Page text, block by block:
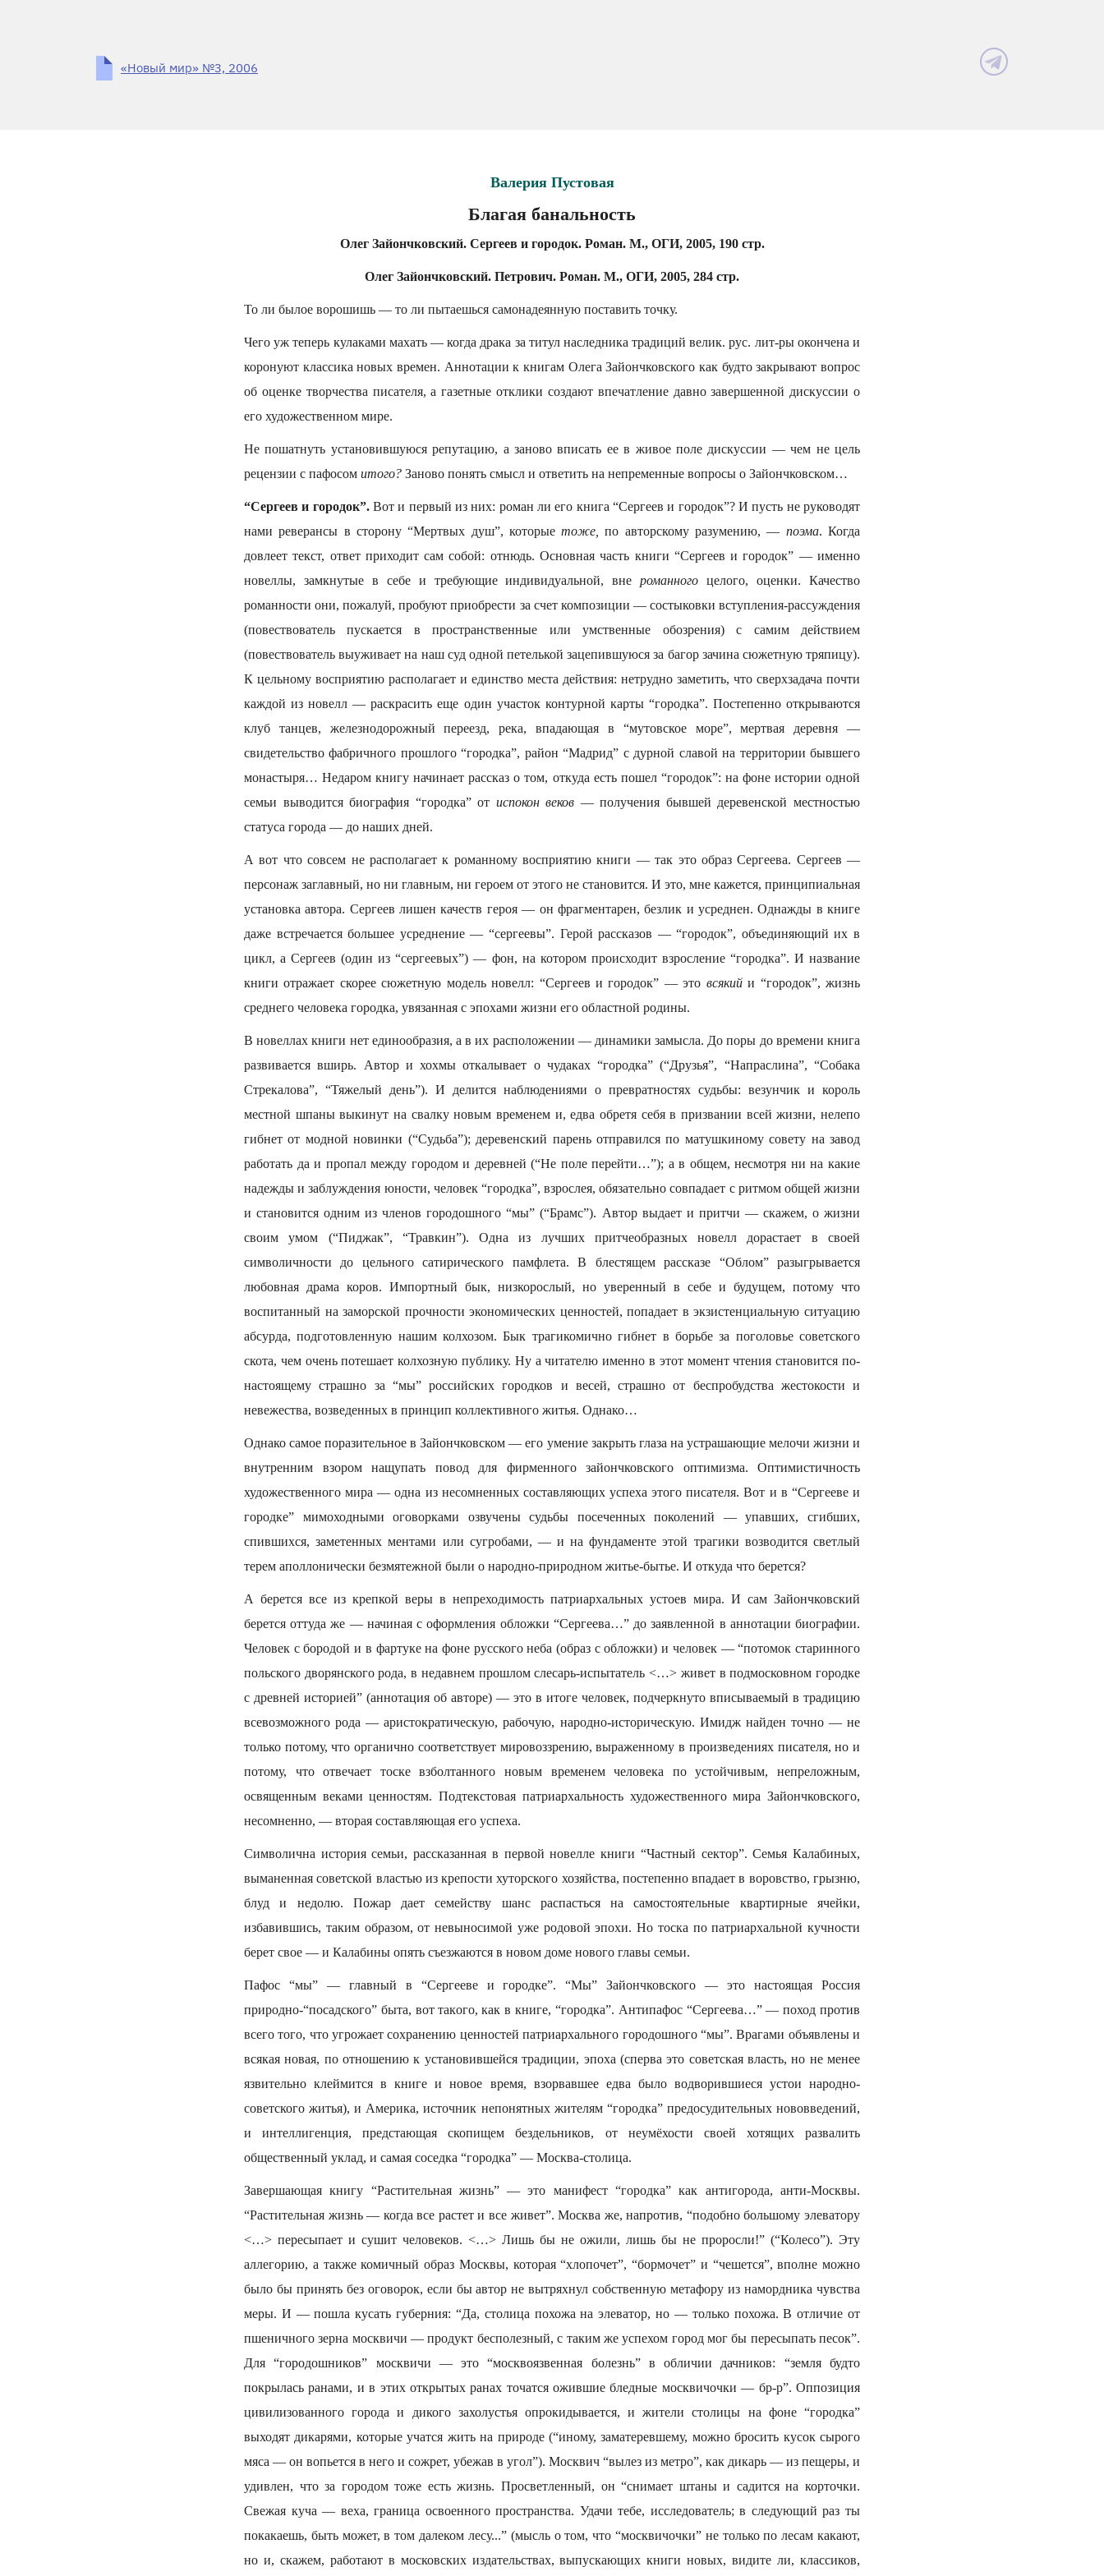
«Новый мир» №3, 2006
Валерия Пустовая
Благая банальность
Олег Зайончковский. Сергеев и городок. Роман. М., ОГИ, 2005, 190 стр.
Олег Зайончковский. Петрович. Роман. М., ОГИ, 2005, 284 стр.
То ли былое ворошишь — то ли пытаешься самонадеянную поставить точку.
Чего уж теперь кулаками махать — когда драка за титул наследника традиций велик. рус. лит-ры окончена и
коронуют классика новых времен. Аннотации к книгам Олега Зайончковского как будто закрывают вопрос
об оценке творчества писателя, а газетные отклики создают впечатление давно завершенной дискуссии о
его художественном мире.
Не пошатнуть установившуюся репутацию, а заново вписать ее в живое поле дискуссии — чем не цель
рецензии с пафосом итого? Заново понять смысл и ответить на непременные вопросы о Зайончковском…
“Сергеев и городок”.Вот и первый из них: роман ли его книга “Сергеев и городок”? И пусть не руководят
нами реверансы в сторону “Мертвых душ”, которыетоже, по авторскому разумению, — поэма. Когда
довлеет текст, ответ приходит сам собой: отнюдь. Основная часть книги “Сергеев и городок” — именно
новеллы, замкнутые в себе и требующие индивидуальной, внероманного целого, оценки. Качество
романности они, пожалуй, пробуют приобрести за счет композиции — состыковки вступления-рассуждения
(повествователь пускается в пространственные или умственные обозрения) с самим действием
(повествователь выуживает на наш суд одной петелькой зацепившуюся за багор зачина сюжетную тряпицу).
К цельному восприятию располагает и единство места действия: нетрудно заметить, что сверхзадача почти
каждой из новелл — раскрасить еще один участок контурной карты “городка”. Постепенно открываются
клуб танцев, железнодорожный переезд, река, впадающая в “мутовское море”, мертвая деревня —
свидетельство фабричного прошлого “городка”, район “Мадрид” с дурной славой на территории бывшего
монастыря… Недаром книгу начинает рассказ о том, откуда есть пошел “городок”: на фоне истории одной
семьи выводится биография “городка” от испокон веков — получения бывшей деревенской местностью
статуса города — до наших дней.
А вот что совсем не располагает к романному восприятию книги — так это образ Сергеева. Сергеев —
персонаж заглавный, но ни главным, ни героем от этого не становится. И это, мне кажется, принципиальная
установка автора. Сергеев лишен качеств героя — он фрагментарен, безлик и усреднен. Однажды в книге
даже встречается большее усреднение — “сергеевы”. Герой рассказов — “городок”, объединяющий их в
цикл, а Сергеев (один из “сергеевых”) — фон, на котором происходит взросление “городка”. И название
книги отражает скорее сюжетную модель новелл: “Сергеев и городок” — это всякийи “городок”, жизнь
среднего человека городка, увязанная с эпохами жизни его областной родины.
В новеллах книги нет единообразия, а в их расположении — динамики замысла. До поры до времени книга
развивается вширь. Автор и хохмы откалывает о чудаках “городка” (“Друзья”, “Напраслина”, “Собака
Стрекалова”, “Тяжелый день”). И делится наблюдениями о превратностях судьбы: везунчик и король
местной шпаны выкинут на свалку новым временем и, едва обретя себя в призвании всей жизни, нелепо
гибнет от модной новинки (“Судьба”); деревенский парень отправился по матушкиному совету на завод
работать да и пропал между городом и деревней (“Не поле перейти…”); а в общем, несмотря ни на какие
надежды и заблуждения юности, человек “городка”, взрослея, обязательно совпадает с ритмом общей жизни
и становится одним из членов городошного “мы” (“Брамс”). Автор выдает и притчи — скажем, о жизни
своим умом (“Пиджак”, “Травкин”). Одна из лучших притчеобразных новелл дорастает в своей
символичности до цельного сатирического памфлета. В блестящем рассказе “Облом” разыгрывается
любовная драма коров. Импортный бык, низкорослый, но уверенный в себе и будущем, потому что
воспитанный на заморской прочности экономических ценностей, попадает в экзистенциальную ситуацию
абсурда, подготовленную нашим колхозом. Бык трагикомично гибнет в борьбе за поголовье советского
скота, чем очень потешает колхозную публику. Ну а читателю именно в этот момент чтения становится по-
настоящему страшно за “мы” российских городков и весей, страшно от беспробудства жестокости и
невежества, возведенных в принцип коллективного житья. Однако…
Однако самое поразительное в Зайончковском — его умение закрыть глаза на устрашающие мелочи жизни и
внутренним взором нащупать повод для фирменного зайончковского оптимизма. Оптимистичность
художественного мира — одна из несомненных составляющих успеха этого писателя. Вот и в “Сергееве и
городке” мимоходными оговорками озвучены судьбы посеченных поколений — упавших, сгибших,
спившихся, заметенных ментами или сугробами, — и на фундаменте этой трагики возводится светлый
терем аполлонически безмятежной были о народно-природном житье-бытье. И откуда что берется?
А берется все из крепкой веры в непреходимость патриархальных устоев мира. И сам Зайончковский
берется оттуда же — начиная с оформления обложки “Сергеева…” до заявленной в аннотации биографии.
Человек с бородой и в фартуке на фоне русского неба (образ с обложки) и человек — “потомок старинного
польского дворянского рода, в недавнем прошлом слесарь-испытатель <…> живет в подмосковном городке
с древней историей” (аннотация об авторе) — это в итоге человек, подчеркнуто вписываемый в традицию
всевозможного рода — аристократическую, рабочую, народно-историческую. Имидж найден точно — не
только потому, что органично соответствует мировоззрению, выраженному в произведениях писателя, но и
потому, что отвечает тоске взболтанного новым временем человека по устойчивым, непреложным,
освященным веками ценностям. Подтекстовая патриархальность художественного мира Зайончковского,
несомненно, — вторая составляющая его успеха.
Символична история семьи, рассказанная в первой новелле книги “Частный сектор”. Семья Калабиных,
выманенная советской властью из крепости хуторского хозяйства, постепенно впадает в воровство, грызню,
блуд и недолю. Пожар дает семейству шанс распасться на самостоятельные квартирные ячейки,
избавившись, таким образом, от невыносимой уже родовой эпохи. Но тоска по патриархальной кучности
берет свое — и Калабины опять съезжаются в новом доме нового главы семьи.
Пафос “мы” — главный в “Сергееве и городке”. “Мы” Зайончковского — это настоящая Россия
природно-“посадского” быта, вот такого, как в книге, “городка”. Антипафос “Сергеева…” — поход против
всего того, что угрожает сохранению ценностей патриархального городошного “мы”. Врагами объявлены и
всякая новая, по отношению к установившейся традиции, эпоха (сперва это советская власть, но не менее
язвительно клеймится в книге и новое время, взорвавшее едва было водворившиеся устои народно-
советского житья), и Америка, источник непонятных жителям “городка” предосудительных нововведений,
и интеллигенция, предстающая скопищем бездельников, от неумёхости своей хотящих развалить
общественный уклад, и самая соседка “городка” — Москва-столица.
Завершающая книгу “Растительная жизнь” — это манифест “городка” как антигорода, анти-Москвы.
“Растительная жизнь — когда все растет и все живет”. Москва же, напротив, “подобно большому элеватору
<…> пересыпает и сушит человеков. <…> Лишь бы не ожили, лишь бы не проросли!” (“Колесо”). Эту
аллегорию, а также комичный образ Москвы, которая “хлопочет”, “бормочет” и “чешется”, вполне можно
было бы принять без оговорок, если бы автор не вытряхнул собственную метафору из намордника чувства
меры. И — пошла кусать губерния: “Да, столица похожа на элеватор, но — только похожа. В отличие от
пшеничного зерна москвичи — продукт бесполезный, с таким же успехом город мог бы пересыпать песок”.
Для “городошников” москвичи — это “москвоязвенная болезнь” в обличии дачников: “земля будто
покрылась ранами, и в этих открытых ранах точатся ожившие бледные москвичочки — бр-р”. Оппозиция
цивилизованного города и дикого захолустья опрокидывается, и жители столицы на фоне “городка”
выходят дикарями, которые учатся жить на природе (“иному, заматеревшему, можно бросить кусок сырого
мяса — он вопьется в него и сожрет, убежав в угол”). Москвич “вылез из метро”, как дикарь — из пещеры, и
удивлен, что за городом тоже есть жизнь. Просветленный, он “снимает штаны и садится на корточки.
Свежая куча — веха, граница освоенного пространства. Удачи тебе, исследователь; в следующий раз ты
покакаешь, быть может, в том далеком лесу...” (мысль о том, что “москвичочки” не только по лесам какают,
но и, скажем, работают в московских издательствах, выпускающих книги новых, видите ли, классиков,